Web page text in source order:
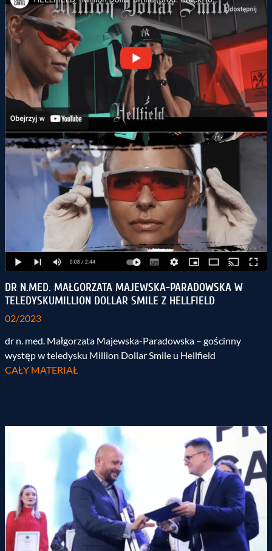
DR N.MED. MAŁGORZATA MAJEWSKA-PARADOWSKA W
TELEDYSKUMILLION DOLLAR SMILE Z HELLFIELD
02/2023
dr n. med. Małgorzata Majewska-Paradowska – gościnny
występ w teledysku Million Dollar Smile u Hellfield
CAŁY MATERIAŁ